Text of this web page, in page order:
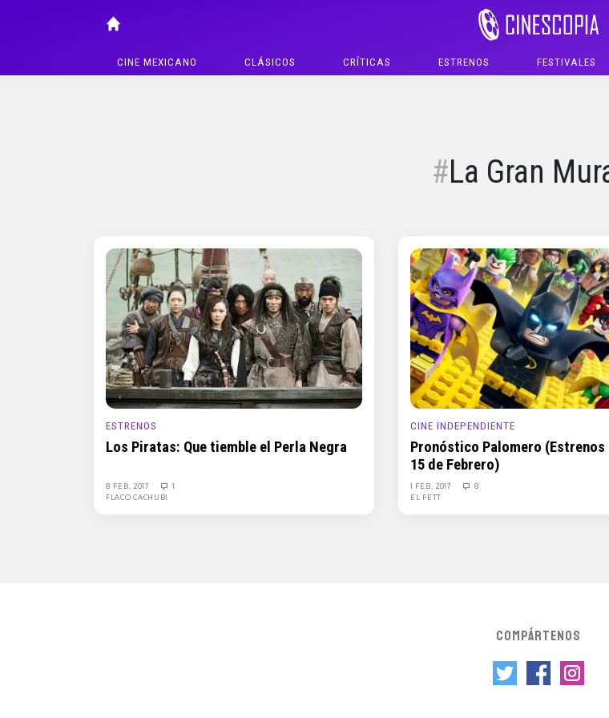
CINE MEXICANO CLÁSICOS CRÍTICAS ESTRENOS FESTIVALES
La Gran
ESTRENOS
Los Piratas: Que tiemble el Perla Negra
8 FEB, 2017
1
FLACO CACHUBI
CINE INDEPENDIENTE
Pronóstico Palomero (Estrenos
15 de Febrero)
1 FEB, 2017
8
EL FETT
COMPÁRTENOS